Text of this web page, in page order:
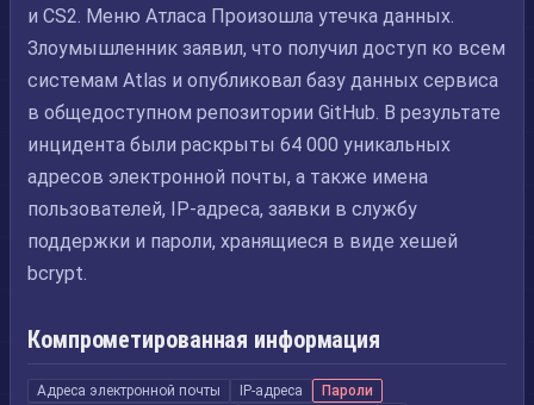
и CS2. Меню Атласа Произошла утечка данных.
Злоумышленник заявил, что получил доступ ко всем
системам Atlas и опубликовал базу данных сервиса
в общедоступном репозитории GitHub. В результате
инцидента были раскрыты 64 000 уникальных
адресов электронной почты, а также имена
пользователей, IP-адреса, заявки в службу
поддержки и пароли, хранящиеся в виде хешей
bcrypt.
Компрометированная информация
Адреса электронной почты IP-адреса
Пароли